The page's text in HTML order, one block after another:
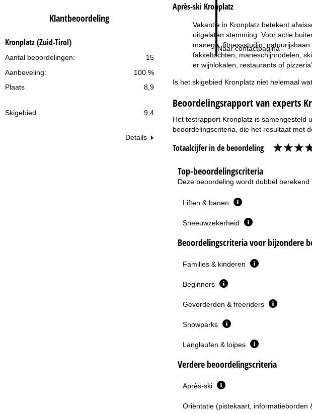
Naar contactpagina
Klantbeoordeling
Kronplatz (Zuid-Tirol)
15
Aantal beoordelingen:
100 %
Aanbeveling:
Plaats
8,9
Skigebied 9,4
Details
Après-ski Kronplatz
Vakantie in Kronplatz betekent
uitgelaten stemming. Voor actie
manege, fitnessstudio,
fakkeltochten, maneschijnrodelen,
er wijnlokalen, restaurants of
Is het skigebied Kronplatz niet helemaal
Beoordelingsrapport van experts
Het testrapport Kronplatz is samengesteld
beoordelingscriteria, die het resultaat met
Totaalcijfer in de beoordeling
Top-beoordelingscriteria
Deze beoordeling wordt dubbel berekend
Liften & banen
Sneeuwzekerheid
Beoordelingscriteria voor bijzondere
Families & kinderen
Beginners
Gevorderden & freeriders
Snowparks
Langlaufen & loipes
Verdere beoordelingscriteria
Après-ski
Oriëntatie (pistekaart, informatieborden